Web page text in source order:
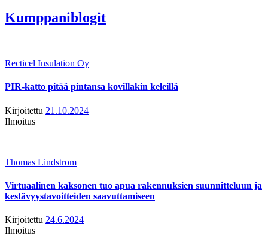
Kumppaniblogit
Recticel Insulation Oy
PIR-katto pitää pintansa kovillakin keleillä
Kirjoitettu 21.10.2024
Ilmoitus
Thomas Lindstrom
Virtuaalinen kaksonen tuo apua rakennuksien suunnitteluun ja
kestävyystavoitteiden saavuttamiseen
Kirjoitettu 24.6.2024
Ilmoitus